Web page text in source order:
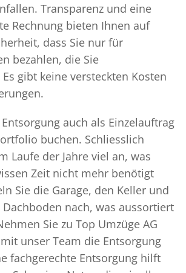
Transparenz und eine
Rechnung bieten Ihnen auf
dass Sie nur für
bezahlen, die Sie
gibt keine versteckten Kosten
auch als Einzelauftrag
buchen. Schliesslich
Laufe der Jahre viel an, was
Zeit nicht mehr benötigt
Sie die Garage, den Keller und
nach, was aussortiert
Sie zu Top Umzüge AG
unser Team die Entsorgung
fachgerechte Entsorgung hilft